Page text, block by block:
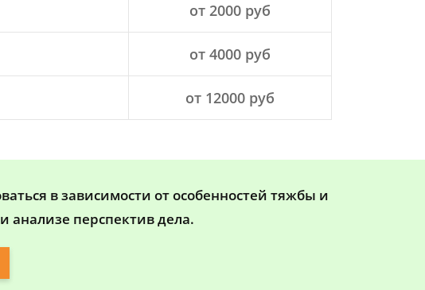
от 2000 руб
от 4000 руб
от 12000 руб
в зависимости от особенностей тяжбы и
анализе перспектив дела.